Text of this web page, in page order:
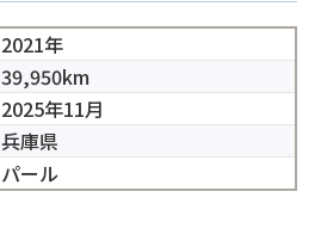
2021年
39,950km
2025年11月
兵庫県
パール